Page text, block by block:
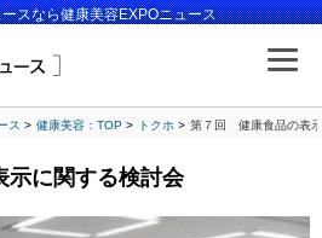
スなら健康美容EXPOニュース
ス 健康美容：TOP トクホ 第７回 健康食品の表
に関する検討会